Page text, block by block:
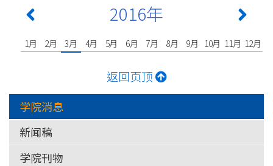
2016年
1月 2月 3月 4月 5月 6月 7月 8月 9月 10月 11月 12月
返回页顶
学院消息
新闻稿
学院刊物